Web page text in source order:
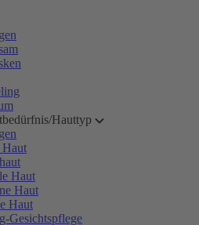
Hauttyp
Haut
Haut
Haut
Haut
Gesichtspflege